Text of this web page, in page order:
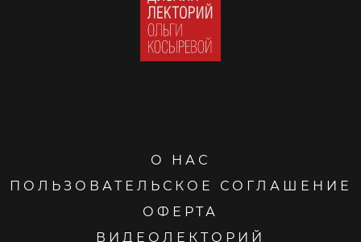
О НАС
ПОЛЬЗОВАТЕЛЬСКОЕ СОГЛАШЕНИЕ
ОФЕРТА
ВИДЕОЛЕКТОРИЙ